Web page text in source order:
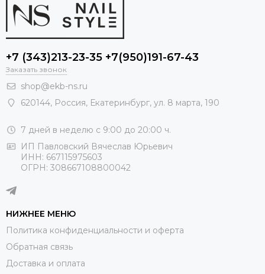
+7 (343)213-23-35 +7(950)191-67-43
Заказать звонок
shop@ekb-ns.ru
620144, Россия, Екатеринбург, ул. 8 марта, 190
7 дней в неделю с 9:00 до 20:00 ч.
ИП Павловский Вячеслав Юрьевич
ИНН: 667115975603
ОГРН: 308667108800042
НИЖНЕЕ МЕНЮ
Политика конфиденциальности и оферта
Обратная связь
Доставка и оплата